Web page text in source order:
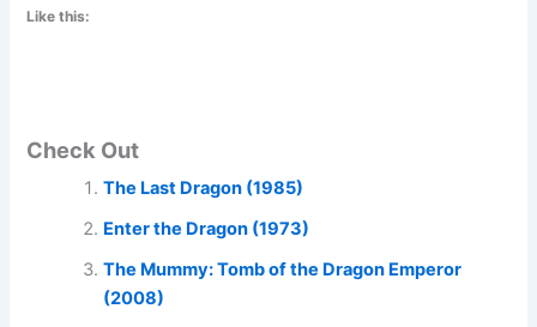
Like this:
Check Out
The Last Dragon (1985)
Enter the Dragon (1973)
The Mummy: Tomb of the Dragon Emperor
(2008)